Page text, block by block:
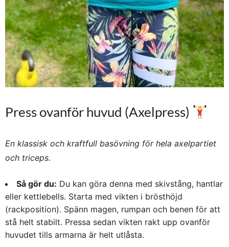
Press ovanför huvud (Axelpress)
En klassisk och kraftfull basövning för hela axelpartiet
och triceps.
Så gör du: Du kan göra denna med skivstång, hantlar
eller kettlebells. Starta med vikten i brösthöjd
(rackposition). Spänn magen, rumpan och benen för att
stå helt stabilt. Pressa sedan vikten rakt upp ovanför
huvudet tills armarna är helt utlåsta.